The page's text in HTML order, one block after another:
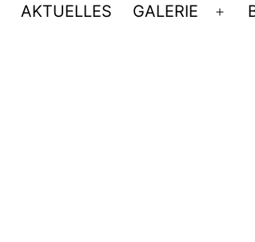
AKTUELLES GALERIE